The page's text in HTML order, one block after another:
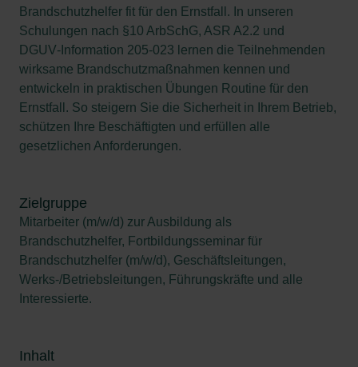
Brandschutzhelfer fit für den Ernstfall. In unseren
Schulungen nach §10 ArbSchG, ASR A2.2 und
DGUV‑Information 205‑023 lernen die Teilnehmenden
wirksame Brandschutzmaßnahmen kennen und
entwickeln in praktischen Übungen Routine für den
Ernstfall. So steigern Sie die Sicherheit in Ihrem Betrieb,
schützen Ihre Beschäftigten und erfüllen alle
gesetzlichen Anforderungen.
Zielgruppe
Mitarbeiter (m/w/d) zur Ausbildung als
Brandschutzhelfer, Fortbildungsseminar für
Brandschutzhelfer (m/w/d), Geschäftsleitungen,
Werks-/Betriebsleitungen, Führungskräfte und alle
Interessierte.
Inhalt